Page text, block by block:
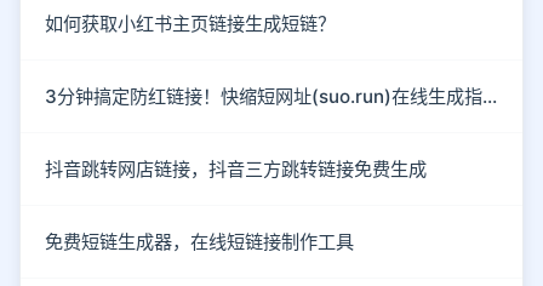
如何获取小红书主页链接生成短链？
3分钟搞定防红链接！快缩短网址(suo.run)在线生成指南
抖音跳转网店链接，抖音三方跳转链接免费生成
免费短链生成器，在线短链接制作工具